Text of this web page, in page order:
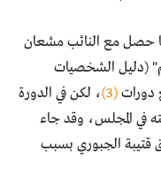
حصل مع النائب مشعان
(دليل الشخصيات
دورات(3)
، لكن في الدورة
في المجلس، وقد جاء
قتيبة الجبوري بسبب